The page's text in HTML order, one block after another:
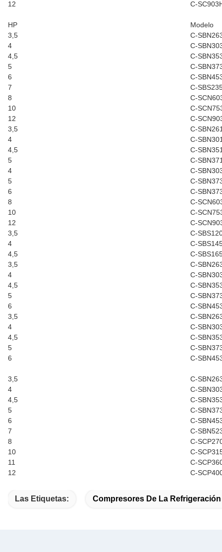
12
C-
HP
Modelo
3,5
C-
4
C-
4,5
C-
5
C-
6
C-
7
C-
8
C-
10
C-
12
C-
3,5
C-
4
C-
4,5
C-
5
C-
4
C-
5
C-
6
C-
8
C-
10
C-
12
C-
3,5
C-
4
C-
4,5
C-
3,5
C-
4
C-
4,5
C-
5
C-
6
C-
3,5
C-
4
C-
4,5
C-
5
C-
6
C-
3,5
C-
4
C-
4,5
C-
5
C-
6
C-
7
C-
8
C-
10
C-
11
C-
12
C-
Las Etiquetas: Compresores De La Refrigeración